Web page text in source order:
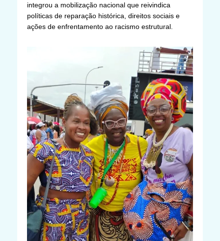
integrou a mobilização nacional que reivindica
políticas de reparação histórica, direitos sociais e
ações de enfrentamento ao racismo estrutural.